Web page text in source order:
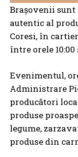
Brașovenii sunt
autentic al
Coresi, în
între orele 10:00
Evenimentul,
Administrare
producători
produse
legume,
produse din